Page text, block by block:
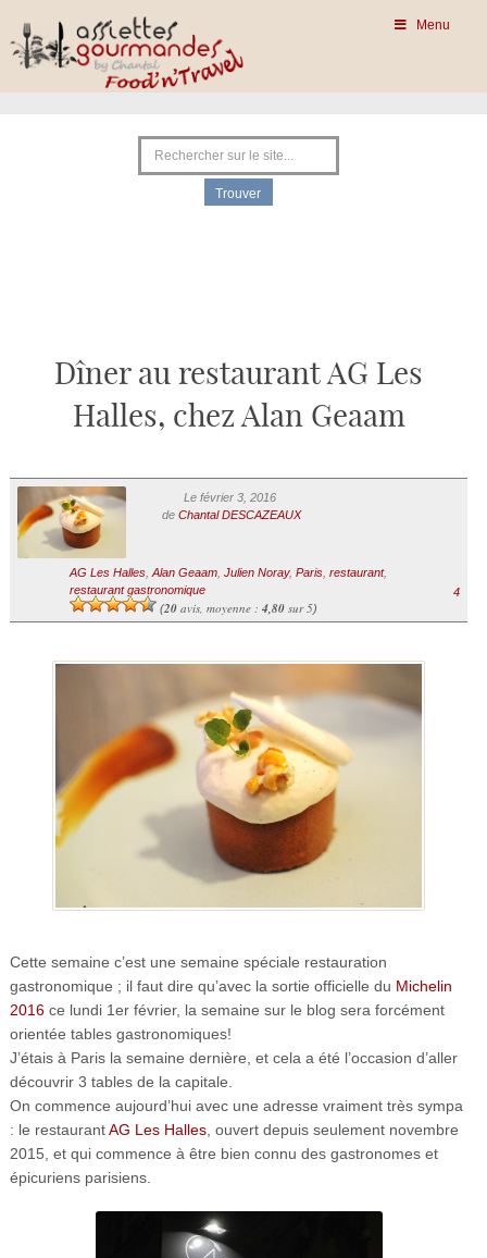
Menu
Dîner au restaurant AG Les
Halles, chez Alan Geaam
Le février 3, 2016
de Chantal DESCAZEAUX
AG Les Halles,Alan Geaam, Julien Noray, Paris, restaurant,
restaurant gastronomique
(20avis, moyenne : 4,80sur 5)
4
Cette semaine c’est une semaine spéciale restauration
gastronomique ; il faut dire qu’avec la sortie officielle du Michelin
2016ce lundi 1er février, la semaine sur le blog sera forcément
orientée tables gastronomiques!
J’étais à Paris la semaine dernière, et cela a été l’occasion d’aller
découvrir 3 tables de la capitale.
On commence aujourd’hui avec une adresse vraiment très sympa
: le restaurantAG Les Halles, ouvert depuis seulement novembre
2015, et qui commence à être bien connu des gastronomes et
épicuriens parisiens.